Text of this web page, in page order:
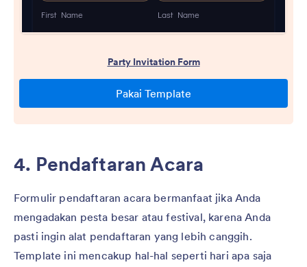
4. Pendaftaran Acara
Formulir pendaftaran acara bermanfaat jika Anda
mengadakan pesta besar atau festival, karena Anda
pasti ingin alat pendaftaran yang lebih canggih.
Template ini mencakup hal-hal seperti hari apa saja